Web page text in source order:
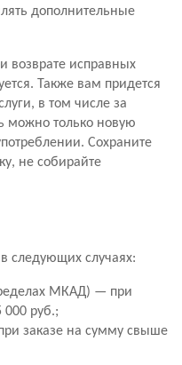
дополнительные
возврате исправных
Также вам придется
в том числе за
можно только новую
Сохраните
не собирайте
следующих случаях:
МКАД) — при
руб.;
заказе на сумму свыше